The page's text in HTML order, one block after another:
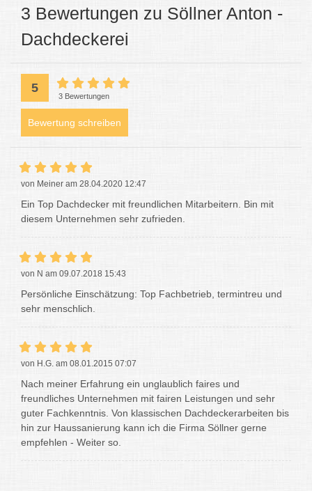
3 Bewertungen zu Söllner Anton -
Dachdeckerei
5
3 Bewertungen
Bewertung schreiben
von Meiner am 28.04.2020 12:47
Ein Top Dachdecker mit freundlichen Mitarbeitern. Bin mit
diesem Unternehmen sehr zufrieden.
von N am 09.07.2018 15:43
Persönliche Einschätzung: Top Fachbetrieb, termintreu und
sehr menschlich.
von H.G. am 08.01.2015 07:07
Nach meiner Erfahrung ein unglaublich faires und
freundliches Unternehmen mit fairen Leistungen und sehr
guter Fachkenntnis. Von klassischen Dachdeckerarbeiten bis
hin zur Haussanierung kann ich die Firma Söllner gerne
empfehlen - Weiter so.